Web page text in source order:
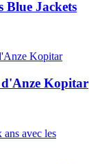
Blue Jackets
d'Anze Kopitar